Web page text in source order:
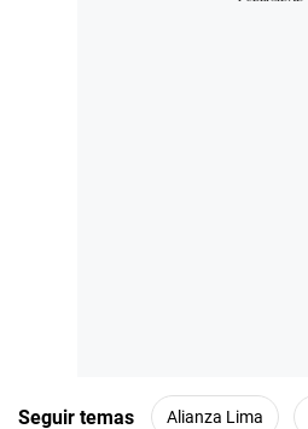
Seguir temas Alianza Lima